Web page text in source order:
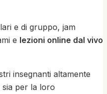
e di gruppo, jam
e lezioni online dal vivo
insegnanti altamente
sia per la loro